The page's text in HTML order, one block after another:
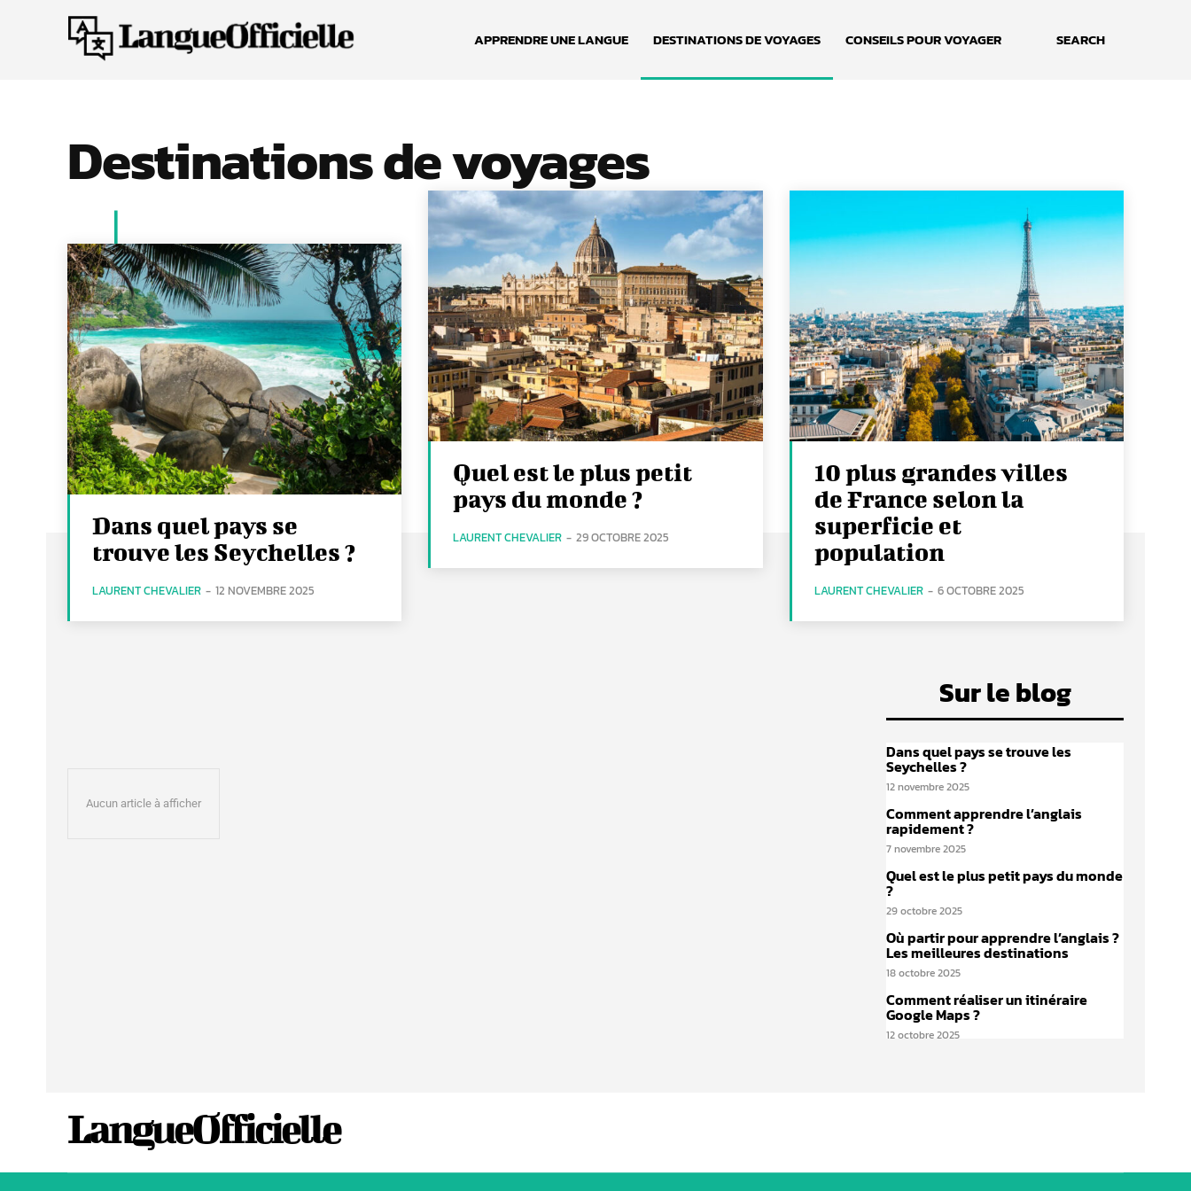
APPRENDRE UNE LANGUE DESTINATIONS DE VOYAGES CONSEILS POUR VOYAGER SEARCH
Destinations de voyages
Dans quel pays se
trouve les Seychelles ?
LAURENT CHEVALIER - 12 NOVEMBRE 2025
Quel est le plus petit
pays du monde ?
LAURENT CHEVALIER - 29 OCTOBRE 2025
10 plus grandes villes
de France selon la
superficie et
population
LAURENT CHEVALIER - 6 OCTOBRE 2025
Aucun article à afficher
Sur le blog
Dans quel pays se trouve les
Seychelles ?
12 novembre 2025
Comment apprendre l’anglais
rapidement ?
7 novembre 2025
Quel est le plus petit pays du monde
?
29 octobre 2025
Où partir pour apprendre l’anglais ?
Les meilleures destinations
18 octobre 2025
Comment réaliser un itinéraire
Google Maps ?
12 octobre 2025
LangueOfficielle